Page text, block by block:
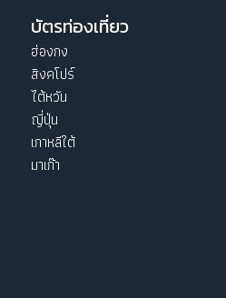
บัตรท่องเที่ยว
ฮ่องกง
สิงคโปร์
ไต้หวัน
ญี่ปุ่น
เกาหลีใต้
มาเก๊า